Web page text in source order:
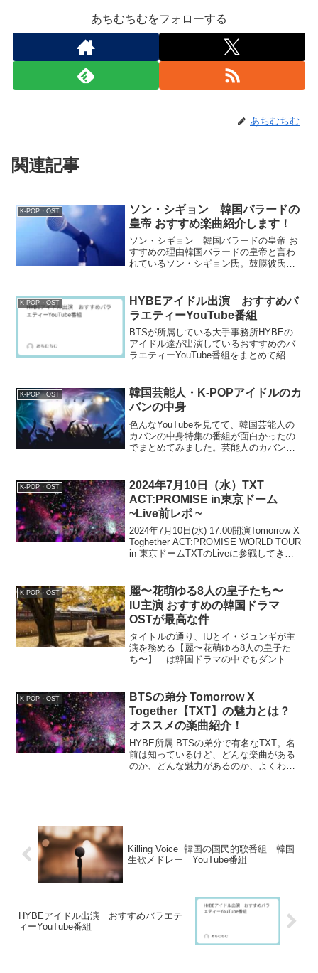
あちむちむをフォローする
あちむちむ
関連記事
K-POP・OST
ソン・シギョン 韓国バラードの
皇帝 おすすめ楽曲紹介します！
ソン・シギョン 韓国バラードの皇帝 お
すすめの理由韓国バラードの皇帝と言わ
れているソン・シギョン氏。鼓膜彼氏と
は要チェックです。韓国では知らない人
いないくらい有名な方で...
K-POP・OST
HYBEアイドル出演 おすすめバ
ラエティーYouTube番組
BTSが所属している大手事務所HYBEの
アイドル達が出演しているおすすめのバ
ラエティーYouTube番組をまとめて紹介
アイドル出演 おすすめバラエティー
YouTube...
K-POP・OST
韓国芸能人・K-POPアイドルのカ
バンの中身
色んなYouTubeを見てて、韓国芸能人の
カバンの中身特集の番組が面白かったの
でまとめてみました。芸能人のカバンの
ライベートの一面を知れて面白いです。
旬の俳優さんから懐...
K-POP・OST
2024年7月10日（水）TXT
ACT:PROMISE in東京ドーム
~Live前レポ ~
2024年7月10日(水) 17:00開演Tomorrow X
Toghether ACT:PROMISE WORLD TOUR
in 東京ドームTXTのLiveに参戦してきた
K-POP・OST
麗〜花萌ゆる8人の皇子たち〜
IU主演 おすすめの韓国ドラマ
OSTが最高な件
タイトルの通り、IUとイ・ジュンギが主
演を務める【麗〜花萌ゆる8人の皇子た
ち〜】 は韓国ドラマの中でもダントツ
ラマってなかなかないけど、このドラマ
はそれに当てはまる。す...
K-POP・OST
BTSの弟分 Tomorrow X
Together【TXT】の魅力とは？
オススメの楽曲紹介！
HYBE所属 BTSの弟分で有名なTXT。名
前は知っているけど、どんな楽曲がある
のか、どんな魅力があるのか、よくわか
Killing Voice 韓国の国民的歌番組 韓国
生歌メドレー YouTube番組
HYBEアイドル出演 おすすめバラエテ
ィーYouTube番組